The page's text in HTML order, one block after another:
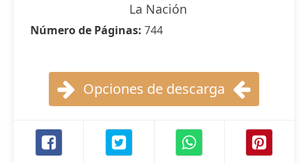
La Nación
Número de Páginas: 744
Opciones de descarga